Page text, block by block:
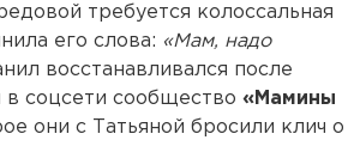
требуется колоссальная
его слова: «Мам, надо
восстанавливался после
в соцсети сообщество «Мамины
они с Татьяной бросили клич о